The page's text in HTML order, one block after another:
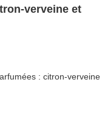
verveine et